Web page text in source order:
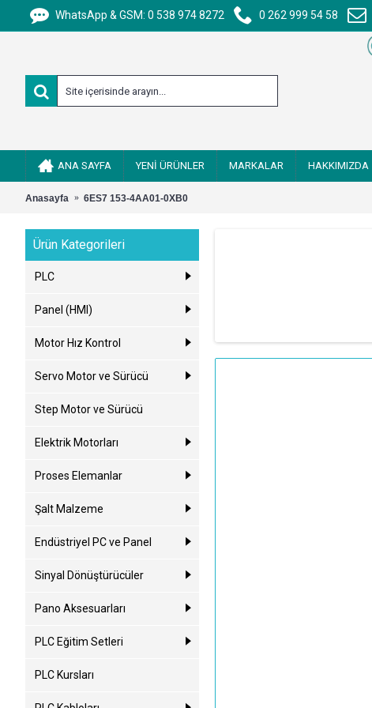
WhatsApp & GSM: 0 538 974 8272 0 262 999 54 58
ANA SAYFA YENİ ÜRÜNLER MARKALAR HAKKIMIZDA
Anasayfa 6ES7 153-4AA01-0XB0
Ürün Kategorileri
PLC
Panel (HMI)
Motor Hız Kontrol
Servo Motor ve Sürücü
Step Motor ve Sürücü
Elektrik Motorları
Proses Elemanlar
Şalt Malzeme
Endüstriyel PC ve Panel
Sinyal Dönüştürücüler
Pano Aksesuarları
PLC Eğitim Setleri
PLC Kursları